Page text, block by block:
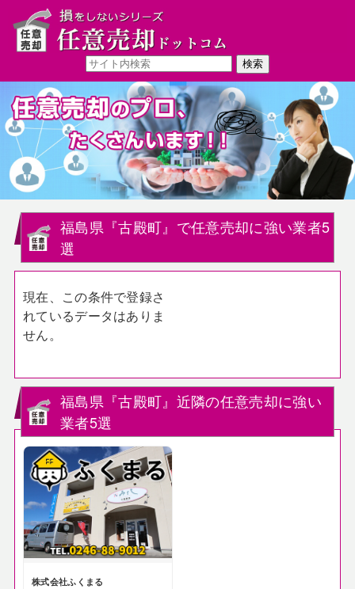
福島県『古殿町』で任意売却に強い業者5
選
現在、この条件で登録さ
れているデータはありま
せん。
福島県『古殿町』近隣の任意売却に強い
業者5選
株式会社ふくまる